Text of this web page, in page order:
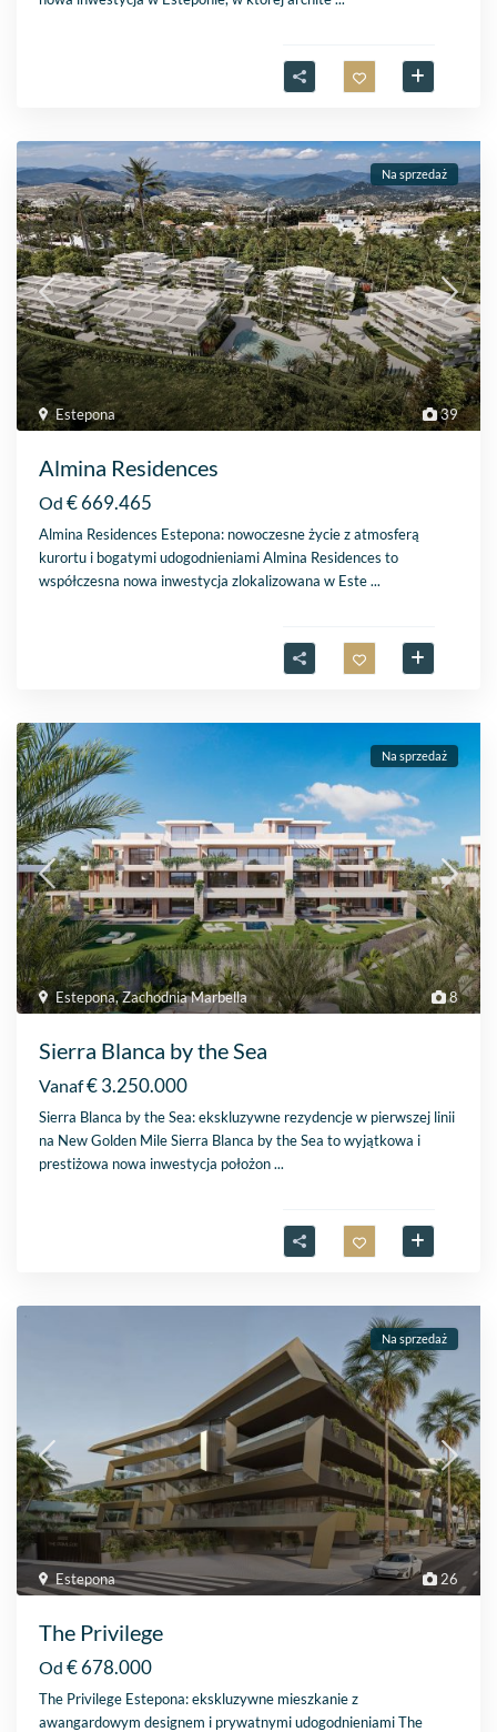
39
Estepona
Na sprzedaż
Almina Residences
Od € 669.465
Almina Residences Estepona: nowoczesne życie z atmosferą
kurortu i bogatymi udogodnieniami Almina Residences to
współczesna nowa inwestycja zlokalizowana w Este...
8
Estepona,Zachodnia Marbella
Na sprzedaż
Sierra Blanca by the Sea
Vanaf€ 3.250.000
Sierra Blanca by the Sea: ekskluzywne rezydencje w pierwszej linii
na New Golden Mile Sierra Blanca by the Sea to wyjątkowa i
prestiżowa nowa inwestycja położon...
26
Estepona
Na sprzedaż
The Privilege
Od € 678.000
The Privilege Estepona: ekskluzywne mieszkanie z
awangardowym designem i prywatnymi udogodnieniami The